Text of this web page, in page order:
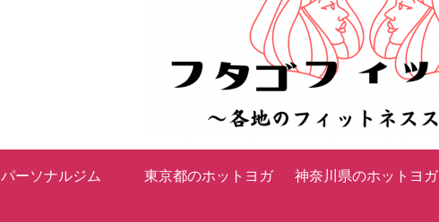
パーソナルジム 東京都のホットヨガ 神奈川県のホットヨガ